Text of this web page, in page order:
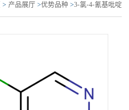
> 产品展厅 >优势品种 >3-氯-4-氰基吡啶